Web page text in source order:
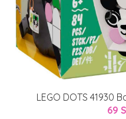
LEGO DOTS 41930
69